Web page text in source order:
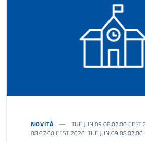
NOVITÀ
TUE JUN 09 08:07:00
08:07:00 CEST 2026 TUE JUN 09 08:07:00